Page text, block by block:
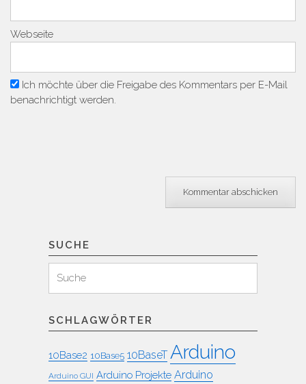
Webseite
Ich möchte über die Freigabe des Kommentars per E-Mail
benachrichtigt werden.
SUCHE
für:
Suchen
SCHLAGWÖRTER
10Base2 10Base5 10BaseT Arduino
Arduino GUI Arduino Projekte Arduino